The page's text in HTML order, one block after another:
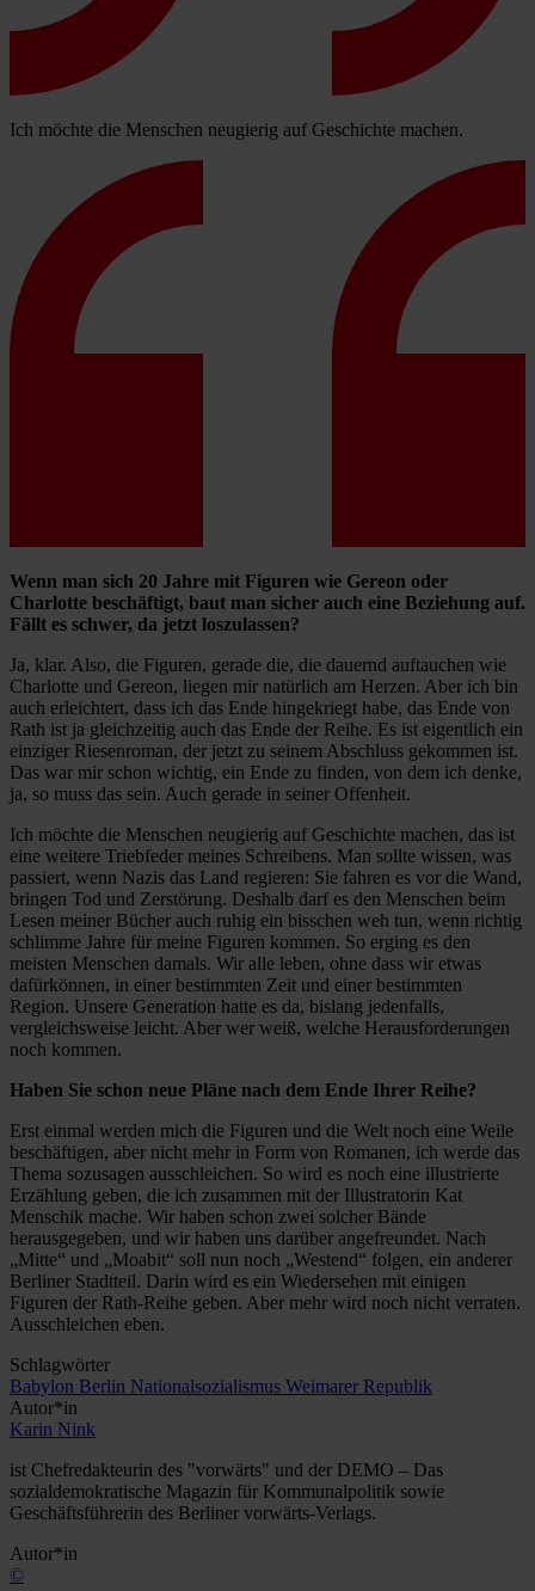
Ich möchte die Menschen neugierig auf Geschichte machen.
Wenn man sich 20 Jahre mit Figuren wie Gereon oder
Charlotte beschäftigt, baut man sicher auch eine Beziehung auf.
Fällt es schwer, da jetzt loszulassen?
Ja, klar. Also, die Figuren, gerade die, die dauernd auftauchen wie
Charlotte und Gereon, liegen mir natürlich am Herzen. Aber ich bin
auch erleichtert, dass ich das Ende hingekriegt habe, das Ende von
Rath ist ja gleichzeitig auch das Ende der Reihe. Es ist eigentlich ein
einziger Riesenroman, der jetzt zu seinem Abschluss gekommen ist.
Das war mir schon wichtig, ein Ende zu finden, von dem ich denke,
ja, so muss das sein. Auch gerade in seiner Offenheit.
Ich möchte die Menschen neugierig auf Geschichte machen, das ist
eine weitere Triebfeder meines Schreibens. Man sollte wissen, was
passiert, wenn Nazis das Land regieren: Sie fahren es vor die Wand,
bringen Tod und Zerstörung. Deshalb darf es den Menschen beim
Lesen meiner Bücher auch ruhig ein bisschen weh tun, wenn richtig
schlimme Jahre für meine Figuren kommen. So erging es den
meisten Menschen damals. Wir alle leben, ohne dass wir etwas
dafürkönnen, in einer bestimmten Zeit und einer bestimmten
Region. Unsere Generation hatte es da, bislang jedenfalls,
vergleichsweise leicht. Aber wer weiß, welche Herausforderungen
noch kommen.
Haben Sie schon neue Pläne nach dem Ende Ihrer Reihe?
Erst einmal werden mich die Figuren und die Welt noch eine Weile
beschäftigen, aber nicht mehr in Form von Romanen, ich werde das
Thema sozusagen ausschleichen. So wird es noch eine illustrierte
Erzählung geben, die ich zusammen mit der Illustratorin Kat
Menschik mache. Wir haben schon zwei solcher Bände
herausgegeben, und wir haben uns darüber angefreundet. Nach
„Mitte“ und „Moabit“ soll nun noch „Westend“ folgen, ein anderer
Berliner Stadtteil. Darin wird es ein Wiedersehen mit einigen
Figuren der Rath-Reihe geben. Aber mehr wird noch nicht verraten.
Ausschleichen eben.
Schlagwörter
Babylon Berlin Nationalsozialismus Weimarer Republik
Autor*in
Karin Nink
ist Chefredakteurin des "vorwärts" und der DEMO – Das
sozialdemokratische Magazin für Kommunalpolitik sowie
Geschäftsführerin des Berliner vorwärts-Verlags.
Autor*in
©